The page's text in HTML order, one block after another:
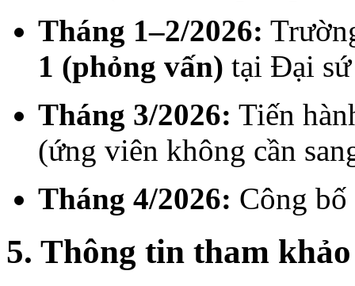
Tháng 1–2/2026:
1 (phỏng vấn) tại Đại
Tháng 3/2026: Tiến
(ứng viên không cần
Tháng 4/2026: Công
5. Thông tin tham khảo